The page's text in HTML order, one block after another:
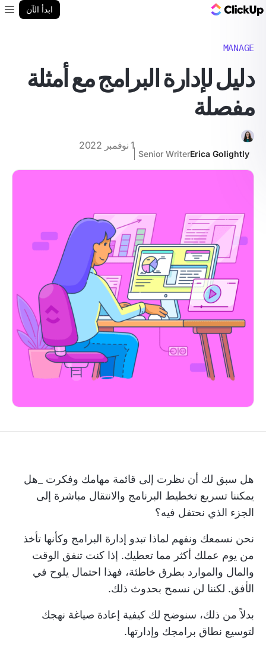
ابدأ الآن
MANAGE
دليل لإدارة البرامج مع أمثلة
مفصلة
Erica Golightly
Senior Writer
1 نوفمبر 2022
هل سبق لك أن نظرت إلى قائمة مهامك وفكرت _هل
يمكننا تسريع تخطيط البرنامج والانتقال مباشرة إلى
الجزء الذي نحتفل فيه؟
نحن نسمعك ونفهم لماذا تبدو إدارة البرامج وكأنها تأخذ
من يوم عملك أكثر مما تعطيك. إذا كنت تنفق الوقت
والمال والموارد بطرق خاطئة، فهذا احتمال يلوح في
الأفق. لكننا لن نسمح بحدوث ذلك.
بدلاً من ذلك، سنوضح لك كيفية إعادة صياغة نهجك
لتوسيع نطاق برامجك وإدارتها.